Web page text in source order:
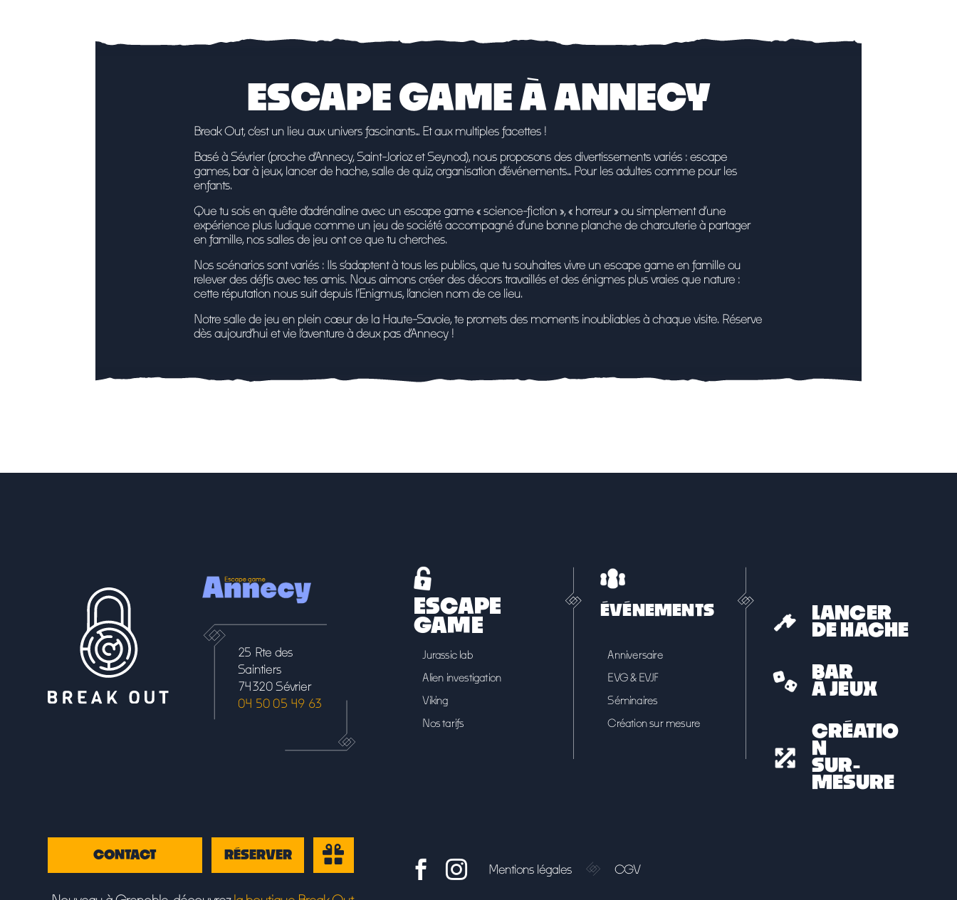
ESCAPE GAME À ANNECY
Break Out, c’est un lieu aux univers fascinants… Et aux multiples facettes !
Basé à Sévrier (proche d’Annecy, Saint-Jorioz et Seynod), nous proposons des divertissements variés : escape
games, bar à jeux, lancer de hache, salle de quiz, organisation d’événements… Pour les adultes comme pour les
enfants.
Que tu sois en quête d’adrénaline avec un escape game « science-fiction », « horreur » ou simplement d’une
expérience plus ludique comme un jeu de société accompagné d’une bonne planche de charcuterie à partager
en famille, nos salles de jeu ont ce que tu cherches.
Nos scénarios sont variés : Ils s’adaptent à tous les publics, que tu souhaites vivre un escape game en famille ou
relever des défis avec tes amis. Nous aimons créer des décors travaillés et des énigmes plus vraies que nature :
cette réputation nous suit depuis l’Enigmus, l’ancien nom de ce lieu.
Notre salle de jeu en plein cœur de la Haute-Savoie, te promets des moments inoubliables à chaque visite. Réserve
dès aujourd’hui et vie l’aventure à deux pas d’Annecy !
25 Rte des
Saintiers
74320 Sévrier
04 50 05 49 63
ESCAPE
GAME
Jurassic lab
Alien investigation
Viking
Nos tarifs
ÉVÉNEMENTS
Anniversaire
EVG & EVJF
Séminaires
Création sur mesure
LANCER
DE HACHE
BAR
À JEUX
CRÉATIO
N
SUR-
MESURE
CONTACT RÉSERVER
  Mentions légales CGV